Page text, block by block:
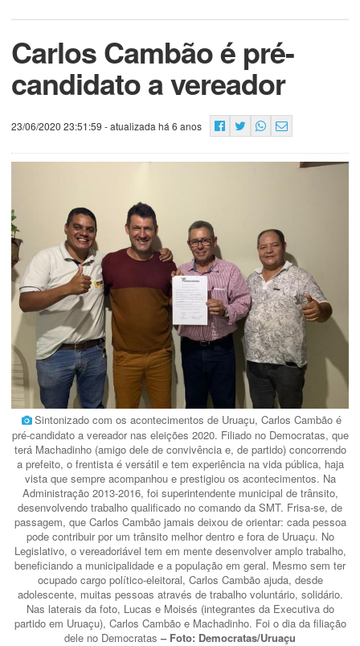
Carlos Cambão é pré-
candidato a vereador
23/06/2020 23:51:59 - atualizada há 6 anos
Sintonizado com os acontecimentos de Uruaçu, Carlos Cambão é
pré-candidato a vereador nas eleições 2020. Filiado no Democratas, que
terá Machadinho (amigo dele de convivência e, de partido) concorrendo
a prefeito, o frentista é versátil e tem experiência na vida pública, haja
vista que sempre acompanhou e prestigiou os acontecimentos. Na
Administração 2013-2016, foi superintendente municipal de trânsito,
desenvolvendo trabalho qualificado no comando da SMT. Frisa-se, de
passagem, que Carlos Cambão jamais deixou de orientar: cada pessoa
pode contribuir por um trânsito melhor dentro e fora de Uruaçu. No
Legislativo, o vereadoriável tem em mente desenvolver amplo trabalho,
beneficiando a municipalidade e a população em geral. Mesmo sem ter
ocupado cargo político-eleitoral, Carlos Cambão ajuda, desde
adolescente, muitas pessoas através de trabalho voluntário, solidário.
Nas laterais da foto, Lucas e Moisés (integrantes da Executiva do
partido em Uruaçu), Carlos Cambão e Machadinho. Foi o dia da filiação
dele no Democratas – Foto: Democratas/Uruaçu